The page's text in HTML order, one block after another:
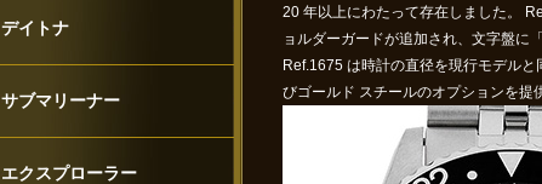
デイトナ
サブマリーナー
エクスプローラー
20 年以上にわたって存在しました。
ョルダーガードが追加され、文字盤に
Ref.1675 は時計の直径を現行モデル
びゴールド スチールのオプションを提